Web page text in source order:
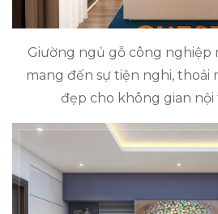
Giường ngủ gỗ công nghiệp
mang đến sự tiện nghi, thoải
đẹp cho không gian